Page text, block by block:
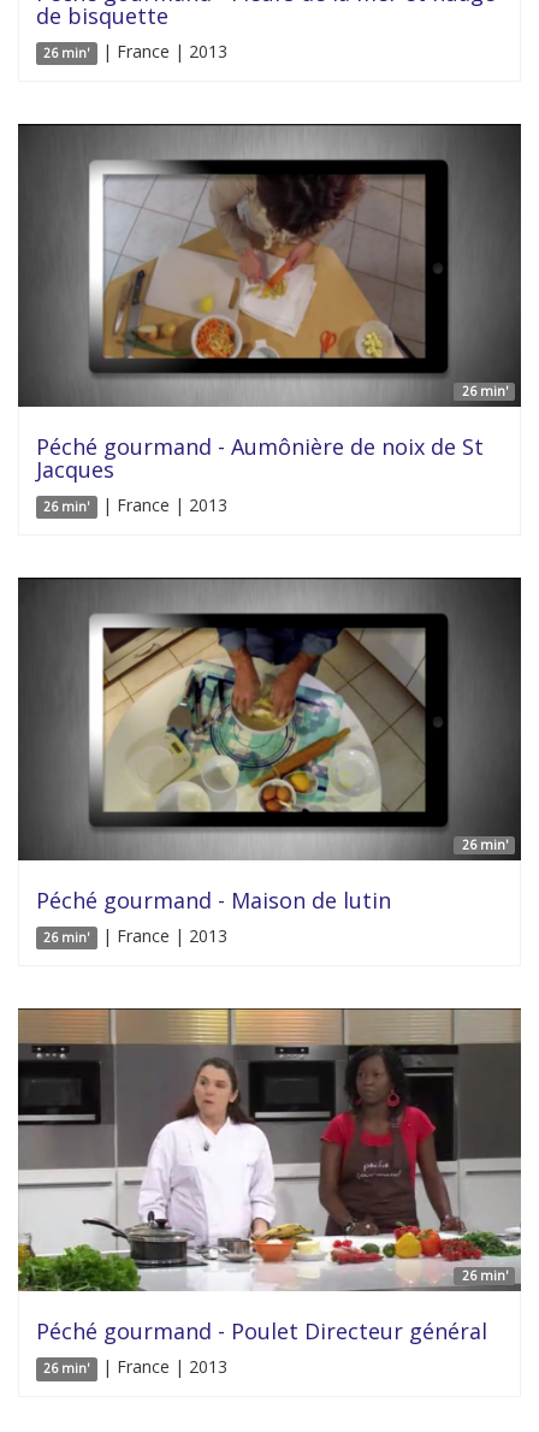
de bisquette
26 min' | France | 2013
26 min'
Péché gourmand - Aumônière de noix de St
Jacques
26 min' | France | 2013
26 min'
Péché gourmand - Maison de lutin
26 min' | France | 2013
26 min'
Péché gourmand - Poulet Directeur général
26 min' | France | 2013